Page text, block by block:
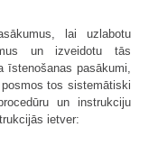
lai uzlabotu
un izveidotu tās
īstenošanas pasākumi,
tos sistemātiski
un instrukciju
ietver: